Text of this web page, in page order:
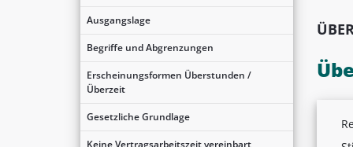
Ausgangslage
Begriffe und Abgrenzungen
Erscheinungsformen Überstunden /
Überzeit
Gesetzliche Grundlage
Keine Vertragsarbeitszeit vereinbart